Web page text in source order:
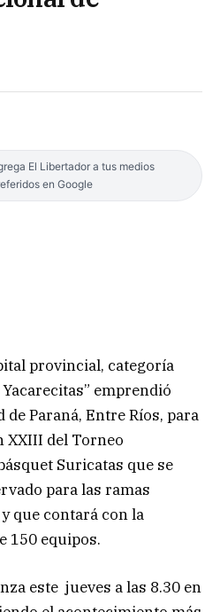
El Libertador a tus medios
en Google
provincial, categoría
emprendió
Paraná, Entre Ríos, para
XXIII del Torneo
Suricatas que se
para las ramas
que contará con la
150 equipos.
este jueves a las 8.30 en